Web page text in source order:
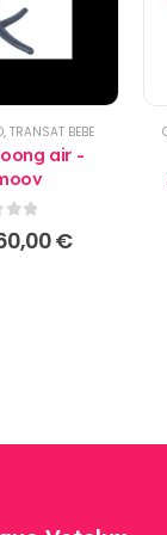
, TRANSAT BEBE
air -
5
prix
€Le